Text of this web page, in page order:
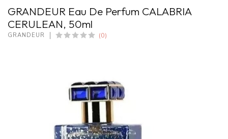
GRANDEUR Eau De Perfum CALABRIA
CERULEAN, 50ml
GRANDEUR (0)